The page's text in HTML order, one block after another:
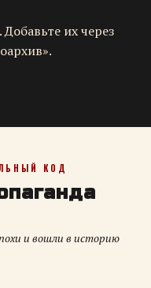
их через
КОД
и вошли в историю